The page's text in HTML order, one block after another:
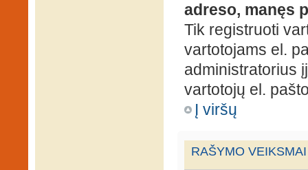
adreso, manęs
Tik registruoti
vartotojams el.
administratorius
vartotojų el.
Į viršų
RAŠYMO VEIKSMAI